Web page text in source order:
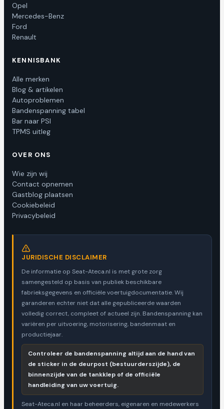
Opel
Mercedes-Benz
Ford
Renault
KENNISBANK
Alle merken
Blog & artikelen
Autoproblemen
Bandenspanning tabel
Bar naar PSI
TPMS uitleg
OVER ONS
Wie zijn wij
Contact opnemen
Gastblog plaatsen
Cookiebeleid
Privacybeleid
JURIDISCHE DISCLAIMER
De informatie op Seat-Ateca.nl is met grote zorg
samengesteld op basis van publiek beschikbare
fabrieksgegevens en officiële voertuigdocumentatie. Wij
garanderen echter niet dat alle gepubliceerde waarden
volledig correct, compleet of actueel zijn. Bandenspanning kan
variëren per uitvoering, motorisering, bandenmaat en
productiejaar.
Controleer de bandenspanning altijd aan de hand van
de sticker in de deurpost (bestuurderszijde), de
binnenzijde van de tankklep of de officiële
handleiding van uw voertuig.
Seat-Ateca.nl en haar beheerders, eigenaren en medewerkers